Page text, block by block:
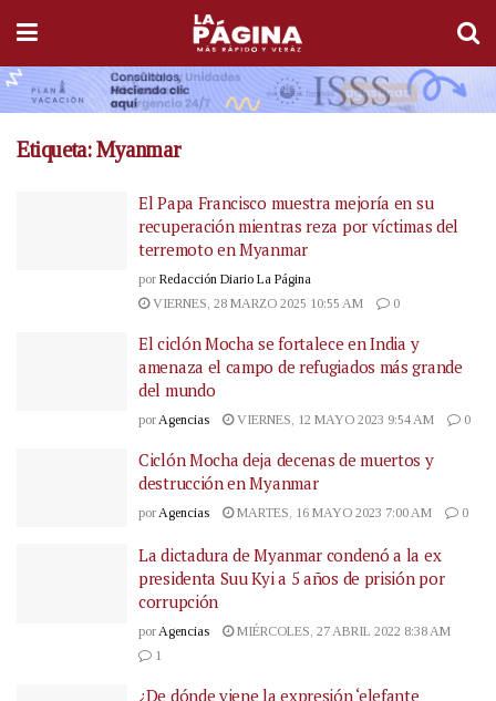
Etiqueta:Myanmar
El Papa Francisco muestra mejoría en su
recuperación mientras reza por víctimas del
terremoto en Myanmar
por Redacción Diario La Página
VIERNES, 28 MARZO 2025 10:55 AM
0
El ciclón Mocha se fortalece en India y
amenaza el campo de refugiados más grande
del mundo
por Agencias VIERNES, 12 MAYO 2023 9:54 AM 0
Ciclón Mocha deja decenas de muertos y
destrucción en Myanmar
por Agencias MARTES, 16 MAYO 2023 7:00 AM 0
La dictadura de Myanmar condenó a la ex
presidenta Suu Kyi a 5 años de prisión por
corrupción
porAgencias
MIÉRCOLES, 27 ABRIL 2022 8:38 AM
1
¿De dónde viene la expresión ‘elefante